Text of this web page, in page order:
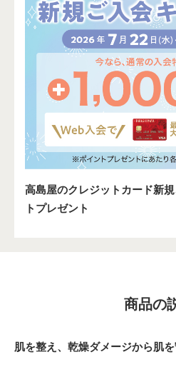
高島屋のクレジットカード新
トプレゼント
商品の
肌を整え、乾燥ダメージから肌